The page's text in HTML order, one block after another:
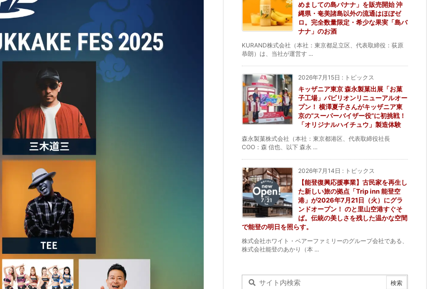
めましての島バナナ」を販売開始 沖
縄県・奄美諸島以外の流通はほぼゼ
ロ。完全数量限定・希少な果実「島バ
ナナ」のお酒
KURAND株式会社（本社：東京都足立区、代表取締役：荻原
恭朗）は、当社が運営す ...
2026年7月15日 : トピックス
キッザニア東京 森永製菓出展「お菓
子工場」パビリオンリニューアルオー
プン！ 横澤夏子さんがキッザニア東
京の“スーパーバイザー役”に初挑戦！
「オリジナルハイチュウ」製造体験
森永製菓株式会社（本社：東京都港区、代表取締役社長
COO：森 信也、以下 森永 ...
2026年7月14日 : トピックス
【能登復興応援事業】古民家を再生し
た新しい旅の拠点「Trip inn 能登空
港」が2026年7月21日（火）にグラ
ンドオープン！ のと里山空港すぐそ
ば。伝統の美しさを残した温かな空間
で能登の明日を照らす。
株式会社ホワイト・ベアーファミリーのグループ会社である、
株式会社能登のあかり（本 ...